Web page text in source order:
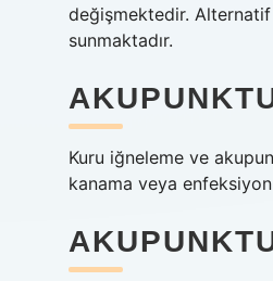
değişmektedir. Alternatif
sunmaktadır.
Kuru iğneleme ve
kanama veya